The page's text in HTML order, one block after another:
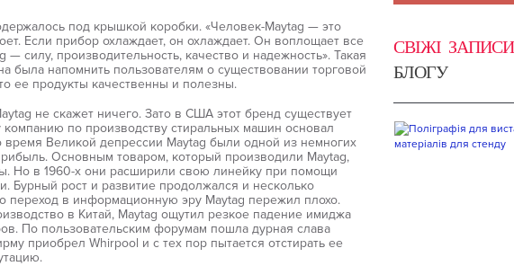
под крышкой коробки. «Человек-Мaytag — это
Если прибор охлаждает, он охлаждает. Он воплощает все
— силу, производительность, качество и надежность». Такая
была напомнить пользователям о существовании торговой
ее продукты качественны и полезны.
не скажет ничего. Зато в США этот бренд существует
по производству стиральных машин основал
Великой депрессии Maytag были одной из немногих
Основным товаром, который производили Maytag,
Но в 1960-х они расширили свою линейку при помощи
Бурный рост и развитие продолжался и несколько
переход в информационную эру Maytag пережил плохо.
в Китай, Maytag ощутил резкое падение имиджа
По пользовательским форумам пошла дурная слава
приобрел Whirpool и с тех пор пытается отстирать ее
СВІЖІ ЗАПИСИ
БЛОГУ